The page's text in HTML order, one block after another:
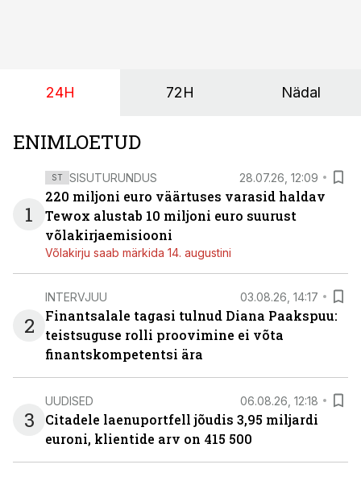
24H 72H Nädal
ENIMLOETUD
1
ST SISUTURUNDUS 28.07.26, 12:09
220 miljoni euro väärtuses varasid haldav
Tewox alustab 10 miljoni euro suurust
võlakirjaemisiooni
Võlakirju saab märkida 14. augustini
2
INTERVJUU 03.08.26, 14:17
Finantsalale tagasi tulnud Diana Paakspuu:
teistsuguse rolli proovimine ei võta
finantskompetentsi ära
3
UUDISED 06.08.26, 12:18
Citadele laenuportfell jõudis 3,95 miljardi
euroni, klientide arv on 415 500